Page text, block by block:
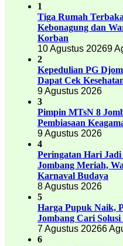
1
Tiga Rumah
Kebonagung dan
Korban
10 Agustus 20269
2
Kepedulian PG
Dapat Cek
9 Agustus 2026
3
Pimpin MTsN 8
Pembiasaan
9 Agustus 2026
4
Peringatan Hari Jadi
Jombang Meriah,
Karnaval Budaya
8 Agustus 2026
5
Harga Pupuk Naik,
Jombang Cari
7 Agustus 20266
6